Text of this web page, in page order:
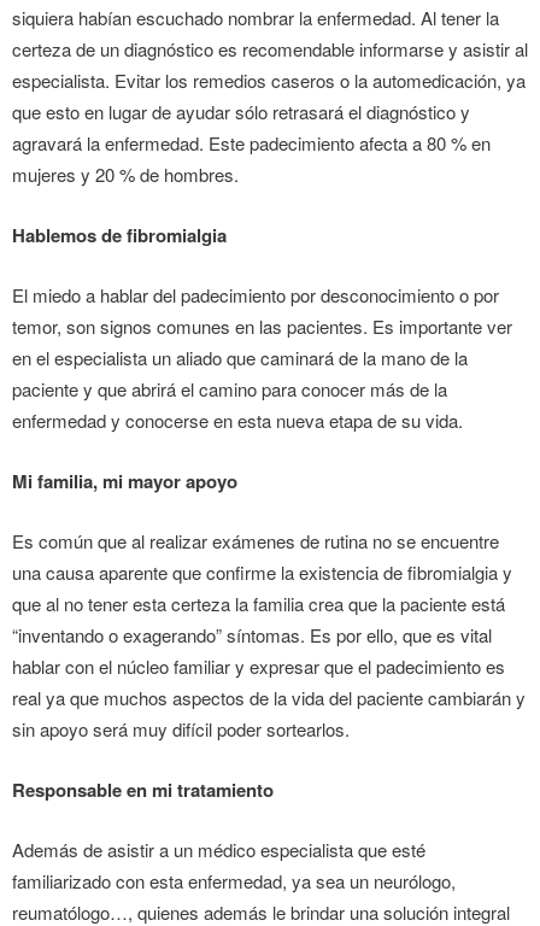
siquiera habían escuchado nombrar la enfermedad. Al tener la
certeza de un diagnóstico es recomendable informarse y asistir al
especialista. Evitar los remedios caseros o la automedicación, ya
que esto en lugar de ayudar sólo retrasará el diagnóstico y
agravará la enfermedad. Este padecimiento afecta a 80 % en
mujeres y 20 % de hombres.
Hablemos de fibromialgia
El miedo a hablar del padecimiento por desconocimiento o por
temor, son signos comunes en las pacientes. Es importante ver
en el especialista un aliado que caminará de la mano de la
paciente y que abrirá el camino para conocer más de la
enfermedad y conocerse en esta nueva etapa de su vida.
Mi familia, mi mayor apoyo
Es común que al realizar exámenes de rutina no se encuentre
una causa aparente que confirme la existencia de fibromialgia y
que al no tener esta certeza la familia crea que la paciente está
“inventando o exagerando” síntomas. Es por ello, que es vital
hablar con el núcleo familiar y expresar que el padecimiento es
real ya que muchos aspectos de la vida del paciente cambiarán y
sin apoyo será muy difícil poder sortearlos.
Responsable en mi tratamiento
Además de asistir a un médico especialista que esté
familiarizado con esta enfermedad, ya sea un neurólogo,
reumatólogo…, quienes además le brindar una solución integral